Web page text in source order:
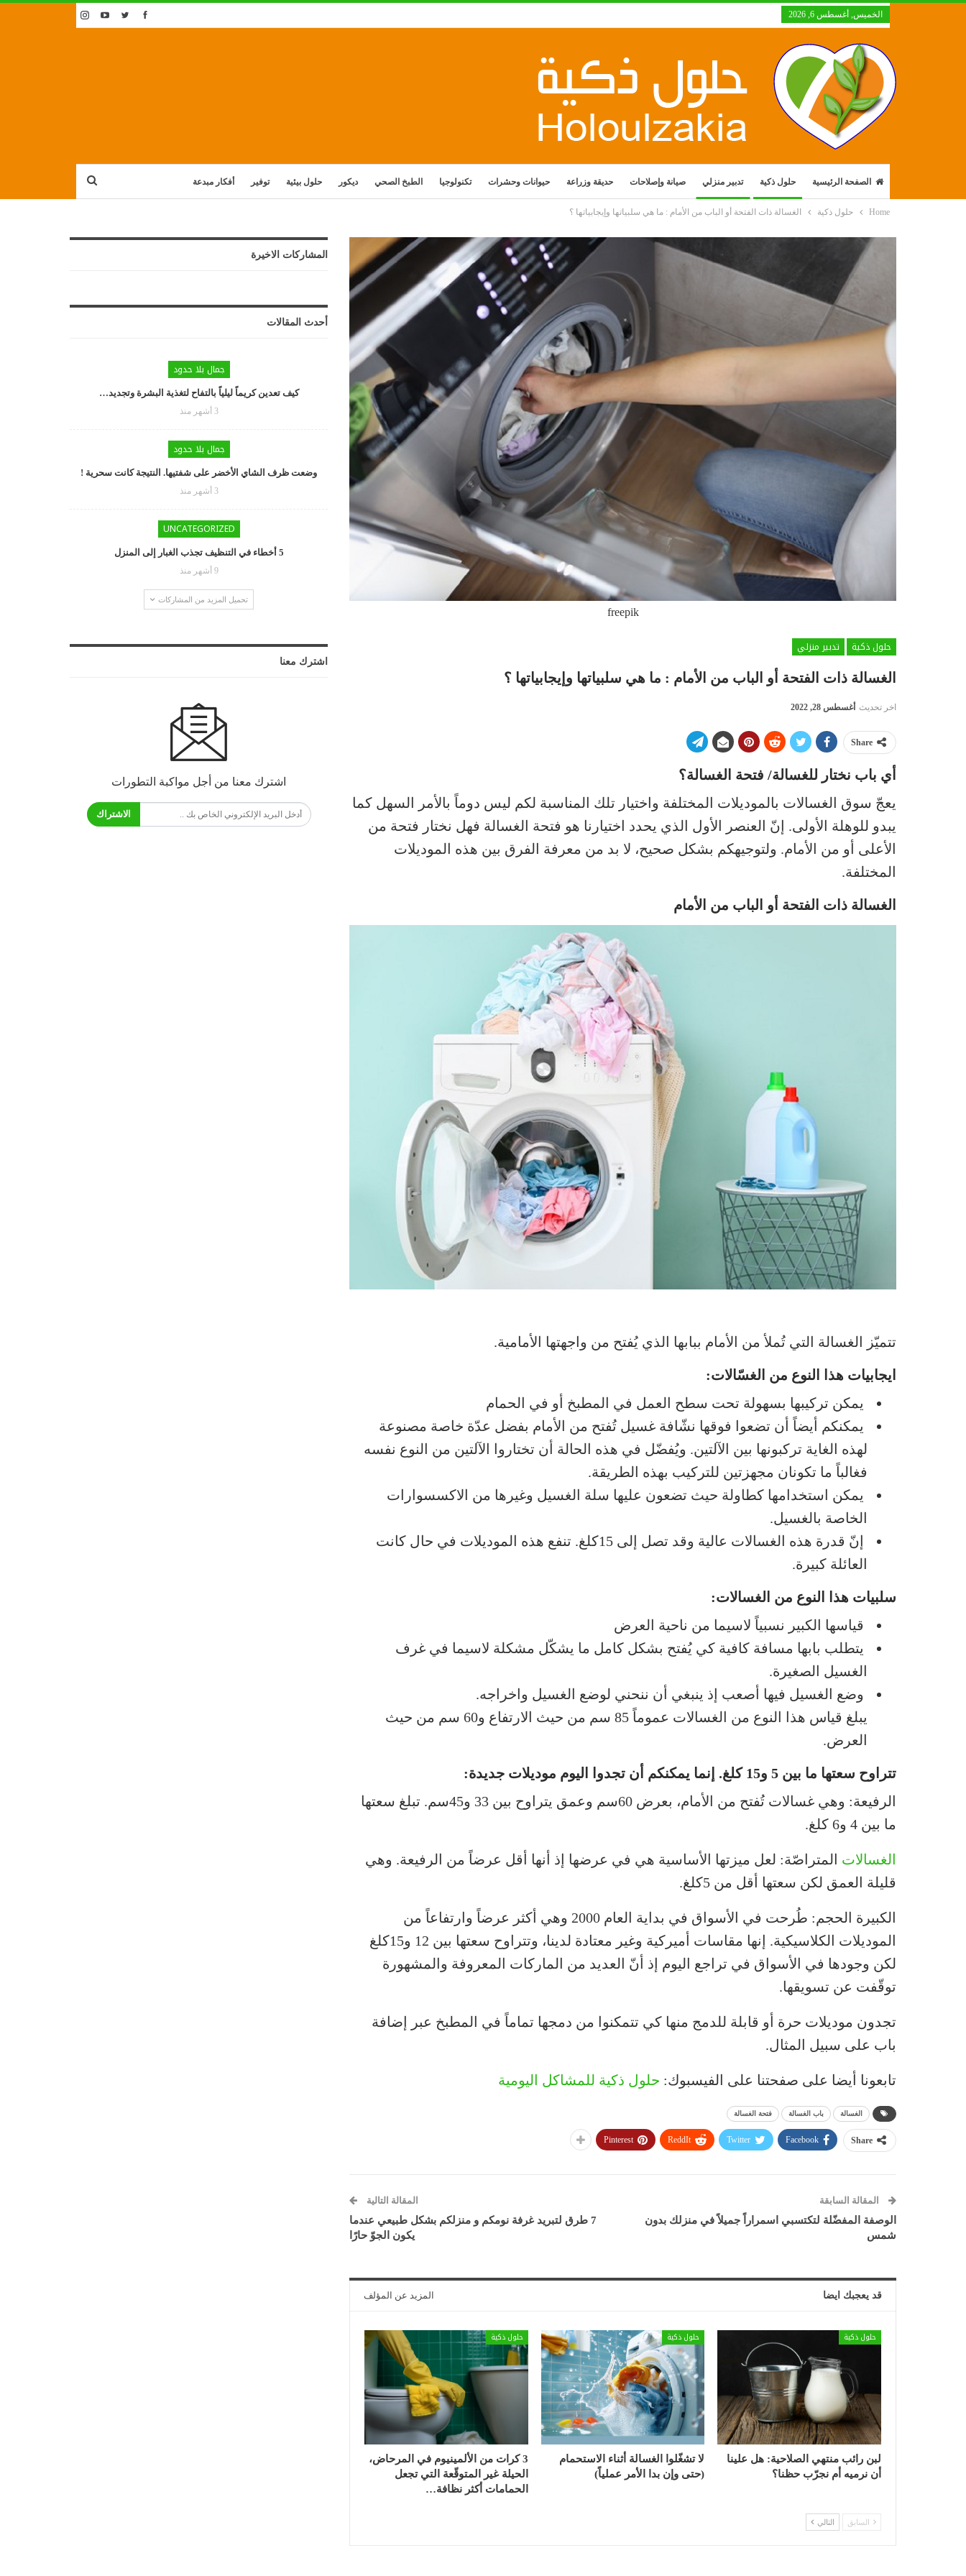
الخميس, أغسطس 6, 2026
الصفحة الرئيسية حلول ذكية تدبير منزلي صيانة وإصلاحات حديقة وزراعة حيوانات وحشرات تكنولوجيا الطبخ الصحي ديكور حلول بيئية توفير أفكار مبدعة
Home حلول ذكية الغسالة ذات الفتحة أو الباب من الأمام : ما هي سلبياتها وإيجابياتها ؟
freepik
حلول ذكية
تدبير منزلي
الغسالة ذات الفتحة أو الباب من الأمام : ما هي سلبياتها وإيجابياتها ؟
اخر تحديث أغسطس 28, 2022
Share
أي باب نختار للغسالة/ فتحة الغسالة؟
يعجّ سوق الغسالات بالموديلات المختلفة واختيار تلك المناسبة لكم ليس دوماً بالأمر السهل كما
يبدو للوهلة الأولى. إنّ العنصر الأول الذي يحدد اختيارنا هو فتحة الغسالة فهل نختار فتحة من
الأعلى أو من الأمام. ولتوجيهكم بشكل صحيح، لا بد من معرفة الفرق بين هذه الموديلات
المختلفة.
الغسالة ذات الفتحة أو الباب من الأمام
تتميّز الغسالة التي تُملأ من الأمام ببابها الذي يُفتح من واجهتها الأمامية.
ايجابيات هذا النوع من الغسّالات:
يمكن تركيبها بسهولة تحت سطح العمل في المطبخ أو في الحمام
يمكنكم أيضاً أن تضعوا فوقها نشّافة غسيل تُفتح من الأمام بفضل عدّة خاصة مصنوعة
لهذه الغاية تركبونها بين الآلتين. ويُفضّل في هذه الحالة أن تختاروا الآلتين من النوع نفسه
فغالباً ما تكونان مجهزتين للتركيب بهذه الطريقة.
يمكن استخدامها كطاولة حيث تضعون عليها سلة الغسيل وغيرها من الاكسسوارات
الخاصة بالغسيل.
إنّ قدرة هذه الغسالات عالية وقد تصل إلى 15كلغ. تنفع هذه الموديلات في حال كانت
العائلة كبيرة.
سلبيات هذا النوع من الغسالات:
قياسها الكبير نسبياً لاسيما من ناحية العرض
يتطلب بابها مسافة كافية كي يُفتح بشكل كامل ما يشكّل مشكلة لاسيما في غرف
الغسيل الصغيرة.
وضع الغسيل فيها أصعب إذ ينبغي أن ننحني لوضع الغسيل واخراجه.
يبلغ قياس هذا النوع من الغسالات عموماً 85 سم من حيث الارتفاع و60 سم من حيث
العرض.
تتراوح سعتها ما بين 5 و15 كلغ. إنما يمكنكم أن تجدوا اليوم موديلات جديدة:
الرفيعة: وهي غسالات تُفتح من الأمام، بعرض 60سم وعمق يتراوح بين 33 و45سم. تبلغ سعتها
ما بين 4 و6 كلغ.
الغسالات المتراصّة: لعل ميزتها الأساسية هي في عرضها إذ أنها أقل عرضاً من الرفيعة. وهي
قليلة العمق لكن سعتها أقل من 5كلغ.
الكبيرة الحجم: طُرحت في الأسواق في بداية العام 2000 وهي أكثر عرضاً وارتفاعاً من
الموديلات الكلاسيكية. إنها مقاسات أميركية وغير معتادة لدينا، وتتراوح سعتها بين 12 و15كلغ
لكن وجودها في الأسواق في تراجع اليوم إذ أنّ العديد من الماركات المعروفة والمشهورة
توقّفت عن تسويقها.
تجدون موديلات حرة أو قابلة للدمج منها كي تتمكنوا من دمجها تماماً في المطبخ عبر إضافة
باب على سبيل المثال.
تابعونا أيضا على صفحتنا على الفيسبوك: حلول ذكية للمشاكل اليومية
الغسالة باب الغسالة فتحة الغسالة
Share
Facebook
Twitter
ReddIt
Pinterest
المقالة السابقة
الوصفة المفضّلة لتكتسبي اسمراراً جميلاً في منزلك بدون
شمس
المقالة التالية
7 طرق لتبريد غرفة نومكم و منزلكم بشكل طبيعي عندما
يكون الجوّ حارًا
قد يعجبك ايضا المزيد عن المؤلف
حلول ذكية
لبن رائب منتهي الصلاحية: هل علينا
أن نرميه أم نجرّب حظنا؟
حلول ذكية
لا تشغّلوا الغسالة أثناء الاستحمام
(حتى وإن بدا الأمر عملياً)
حلول ذكية
3 كرات من الألمينيوم في المرحاض،
الحيلة غير المتوقّعة التي تجعل
الحمامات أكثر نظافة…
السابق التالي
المشاركات الاخيرة
أحدث المقالات
جمال بلا حدود
كيف تعدين كريماً ليلياً بالتفاح لتغذية البشرة وتجديد…
3 أشهر منذ
جمال بلا حدود
وضعت ظرف الشاي الأخضر على شفتيها. النتيجة كانت سحرية !
3 أشهر منذ
UNCATEGORIZED
5 أخطاء في التنظيف تجذب الغبار إلى المنزل
9 أشهر منذ
تحميل المزيد من المشاركات
اشترك معنا
اشترك معنا من أجل مواكبة التطورات
الاشتراك